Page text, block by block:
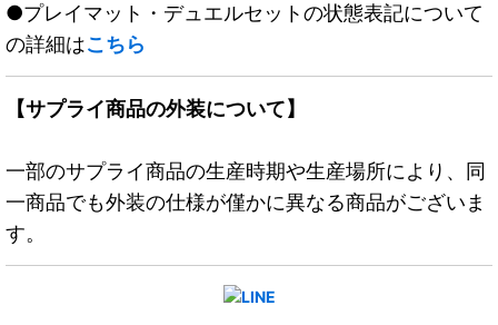
●プレイマット・デュエルセットの状態表記について
の詳細はこちら
【サプライ商品の外装について】
一部のサプライ商品の生産時期や生産場所により、同
一商品でも外装の仕様が僅かに異なる商品がございま
す。